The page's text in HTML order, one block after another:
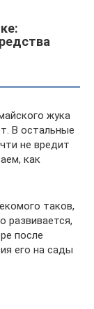
жука
В остальные
не вредит
как
таков,
развивается,
после
его на сады